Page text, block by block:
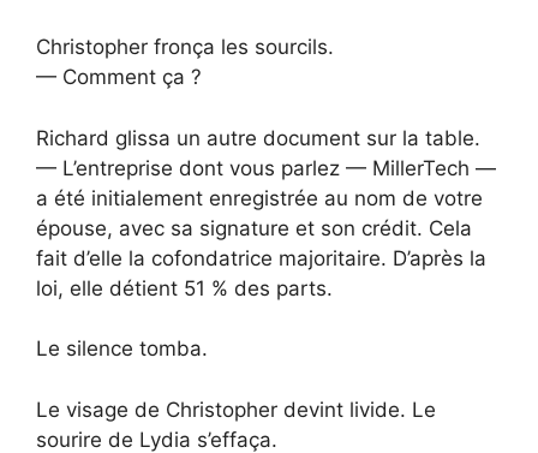
Christopher fronça les sourcils.
— Comment ça ?
Richard glissa un autre document sur la table.
— L’entreprise dont vous parlez — MillerTech —
a été initialement enregistrée au nom de votre
épouse, avec sa signature et son crédit. Cela
fait d’elle la cofondatrice majoritaire. D’après la
loi, elle détient 51 % des parts.
Le silence tomba.
Le visage de Christopher devint livide. Le
sourire de Lydia s’effaça.